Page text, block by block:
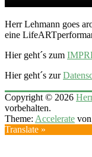
Herr Lehmann goes
eine
Hier geht´s zum
Hier geht´s zur
Copyright © 2026
vorbehalten.
Theme: Accelerate
Translate »